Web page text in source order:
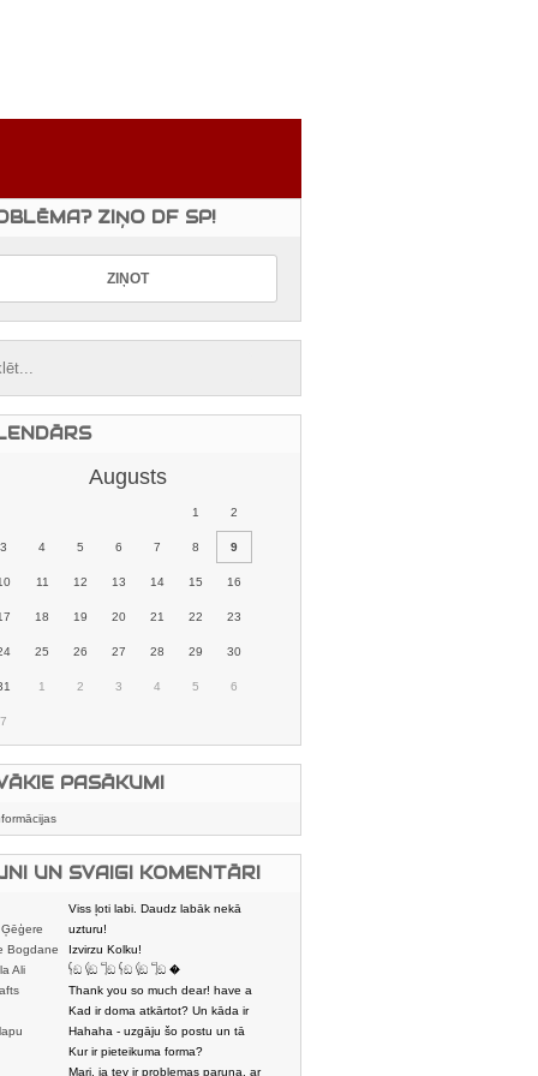
ZIŅO DF SP!
Augusts
1 2
3 4 5 6 7 8 9
11 12 13 14 15 16
18 19 20 21 22 23
25 26 27 28 29 30
1 2 3 4 5 6
7
PASĀKUMI
UN SVAIGI KOMENTĀRI
Viss ļoti labi. Daudz labāk nekā
karstmaizīšu
uzturu!
Bogdane
Izvirzu Kolku!
Ali
𓌜ඞ 𓌱ඞ 𓌏ඞ 𓌜ඞ 𓌱ඞ 𓌏ඞ �
Thank you so much dear! have a
nice day
Kad ir doma atkārtot? Un kāda ir
aptuvenā dalī
Hahaha - uzgāju šo postu un tā
sasmējos. Četr
Kur ir pieteikuma forma?
Mari, ja tev ir problemas paruna, ar